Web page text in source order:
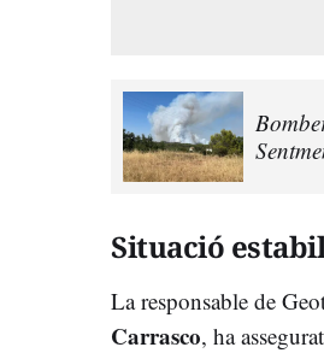
Situació
La responsable de
Carrasco, ha